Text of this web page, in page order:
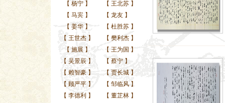
【 杨宁】 【 王北苏 】
【 马宾】 【 龙友 】
【 姜华】 【 杜胜苏 】
【 王世杰】 【 樊利杰 】
【 施展 】 【 王为国 】
【 吴景辰 】 【 蔡宁 】
【 赖智豪】 【 贾长城 】
【 顾严平】 【 邹临风 】
【 李德利 】 【 董芷林 】